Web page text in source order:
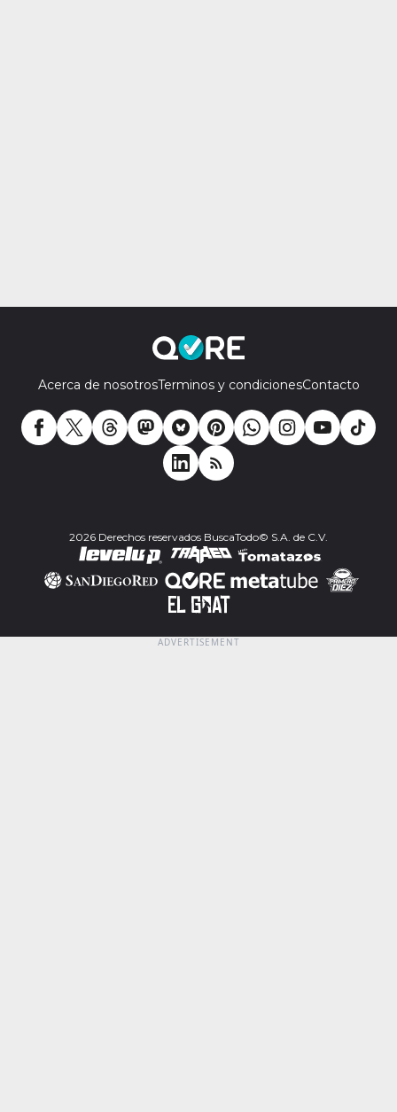
Acerca de nosotrosTerminos y condicionesContacto
2026 Derechos reservados BuscaTodo© S.A. de C.V.